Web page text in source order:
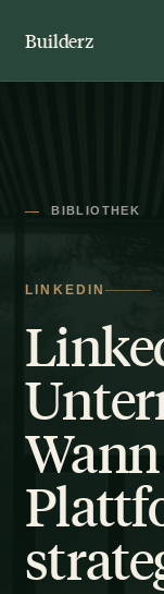
Builderz
BIBLIOTHEK
LINKEDIN